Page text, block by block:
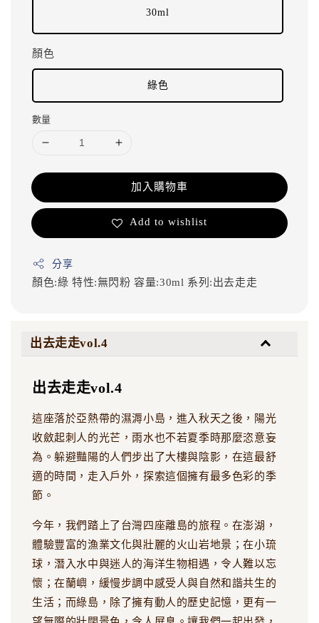
30ml
顏色
綠色
數量
加入購物車
Add to wishlist
分享
顏色:綠 特性:無閃粉 容量:30ml 系列:出去走走
出去走走vol.4
出去走走vol.4
這座落於亞熱帶的濕溽小島，進入秋天之後，陽光
收斂起刺人的光芒，雨水也不若夏季時那麼恣意妄
為。躲避豔陽的人們步出了大樓與陰影，在這最舒
適的時間，走入戶外，探索這個擁有最多色彩的季
節。
今年，我們踏上了台灣四座離島的旅程。在澎湖，
體驗豐富的漁業文化與壯麗的火山岩地景；在小琉
球，潛入水中與迷人的海洋生物相遇，令人難以忘
懷；在蘭嶼，緩慢步調中感受人與自然和諧共生的
生活；而綠島，除了擁有動人的歷史記憶，更有一